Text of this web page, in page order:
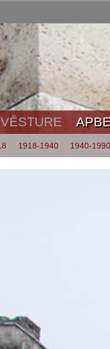
VĒSTURE
1918-1940 1940-1990